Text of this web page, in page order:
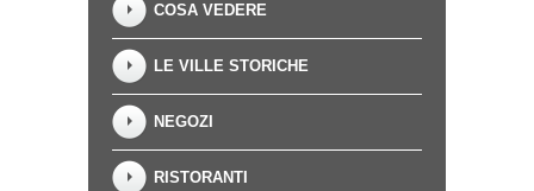
COSA VEDERE
LE VILLE STORICHE
NEGOZI
RISTORANTI